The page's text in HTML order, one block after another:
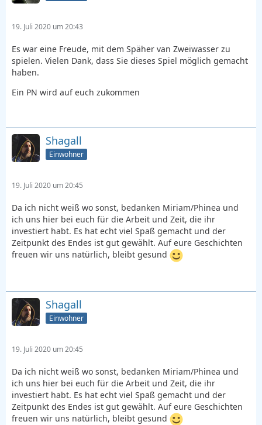
19. Juli 2020 um 20:43
Es war eine Freude, mit dem Späher van Zweiwasser zu
spielen. Vielen Dank, dass Sie dieses Spiel möglich gemacht
haben.
Ein PN wird auf euch zukommen
Shagall
Einwohner
19. Juli 2020 um 20:45
Da ich nicht weiß wo sonst, bedanken Miriam/Phinea und
ich uns hier bei euch für die Arbeit und Zeit, die ihr
investiert habt. Es hat echt viel Spaß gemacht und der
Zeitpunkt des Endes ist gut gewählt. Auf eure Geschichten
freuen wir uns natürlich, bleibt gesund
Shagall
Einwohner
19. Juli 2020 um 20:45
Da ich nicht weiß wo sonst, bedanken Miriam/Phinea und
ich uns hier bei euch für die Arbeit und Zeit, die ihr
investiert habt. Es hat echt viel Spaß gemacht und der
Zeitpunkt des Endes ist gut gewählt. Auf eure Geschichten
freuen wir uns natürlich, bleibt gesund